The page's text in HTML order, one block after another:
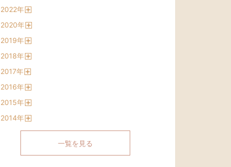
2022年
2020年
2019年
2018年
2017年
2016年
2015年
2014年
一覧を見る